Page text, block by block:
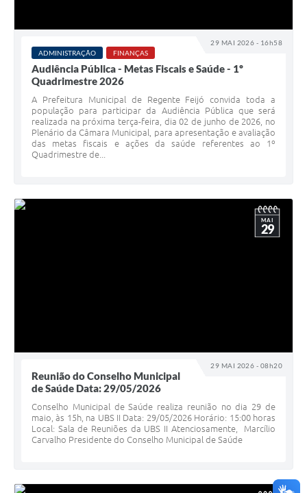
29 MAI 2026 - 16h58
ADMINISTRAÇÃO FINANÇAS
Audiência Pública - Metas Fiscais e Saúde - 1º
Quadrimestre 2026
A Prefeitura Municipal de Regente Feijó convida toda a
população para participar da Audiência Pública que será
realizada na próxima terça-feira, dia 02 de junho de 2026, no
Plenário da Câmara Municipal, para apresentação e avaliação
das metas fiscais e ações da saúde referentes ao 1º
Quadrimestre de...
29 MAI 2026 - 08h20
MAI
29
Reunião do Conselho Municipal
de Saúde Data: 29/05/2026
Conselho Municipal de Saúde realiza reunião no dia 29 de
maio, às 15h, na UBS II Data: 29/05/2026 Horário: 15:00 horas
Local: Sala de Reuniões da UBS II Atenciosamente, Marcílio
Carvalho Presidente do Conselho Municipal de Saúde